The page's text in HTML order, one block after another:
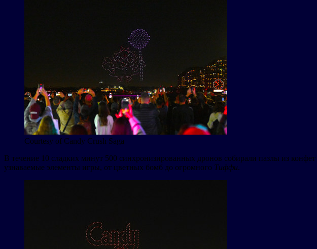
Courtesy of Candy Crush Saga
В течение 10 сладких минут 500 синхронизированных дронов собирали пазлы из
узнаваемые элементы игры, от цветных бомб до огромного Тиффи.